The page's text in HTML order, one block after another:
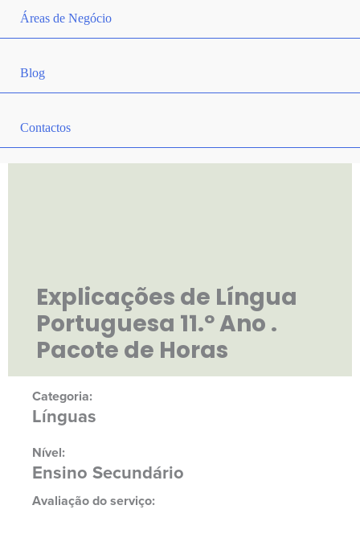
Áreas de Negócio
Blog
Contactos
Explicações de Língua
Portuguesa 11.º Ano .
Pacote de Horas
Categoria:
Línguas
Nível:
Ensino Secundário
Avaliação do serviço: